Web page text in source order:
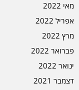
מאי 2022
אפריל 2022
מרץ 2022
פברואר 2022
ינואר 2022
דצמבר 2021